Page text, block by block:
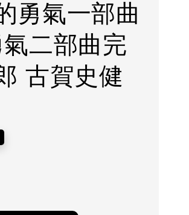
勇氣一部曲
二部曲完
古賀史健